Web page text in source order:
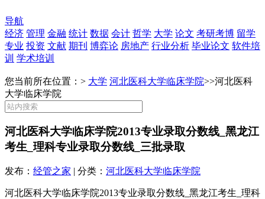
导航
经济 管理 金融 统计 数据 会计 哲学 大学 论文 考研考博 留学
专业 投资 文献 期刊 博弈论 房地产 行业分析 毕业论文 软件培
训 学术培训
您当前所在位置：> 大学 河北医科大学临床学院>>河北医科
大学临床学院
河北医科大学临床学院2013专业录取分数线_黑龙江
考生_理科专业录取分数线_三批录取
发布： 经管之家 | 分类： 河北医科大学临床学院
河北医科大学临床学院2013专业录取分数线_黑龙江考生_理科